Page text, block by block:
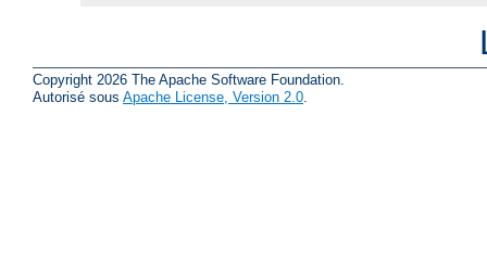
Copyright 2026 The Apache Software Foundation.
Autorisé sous Apache License, Version 2.0